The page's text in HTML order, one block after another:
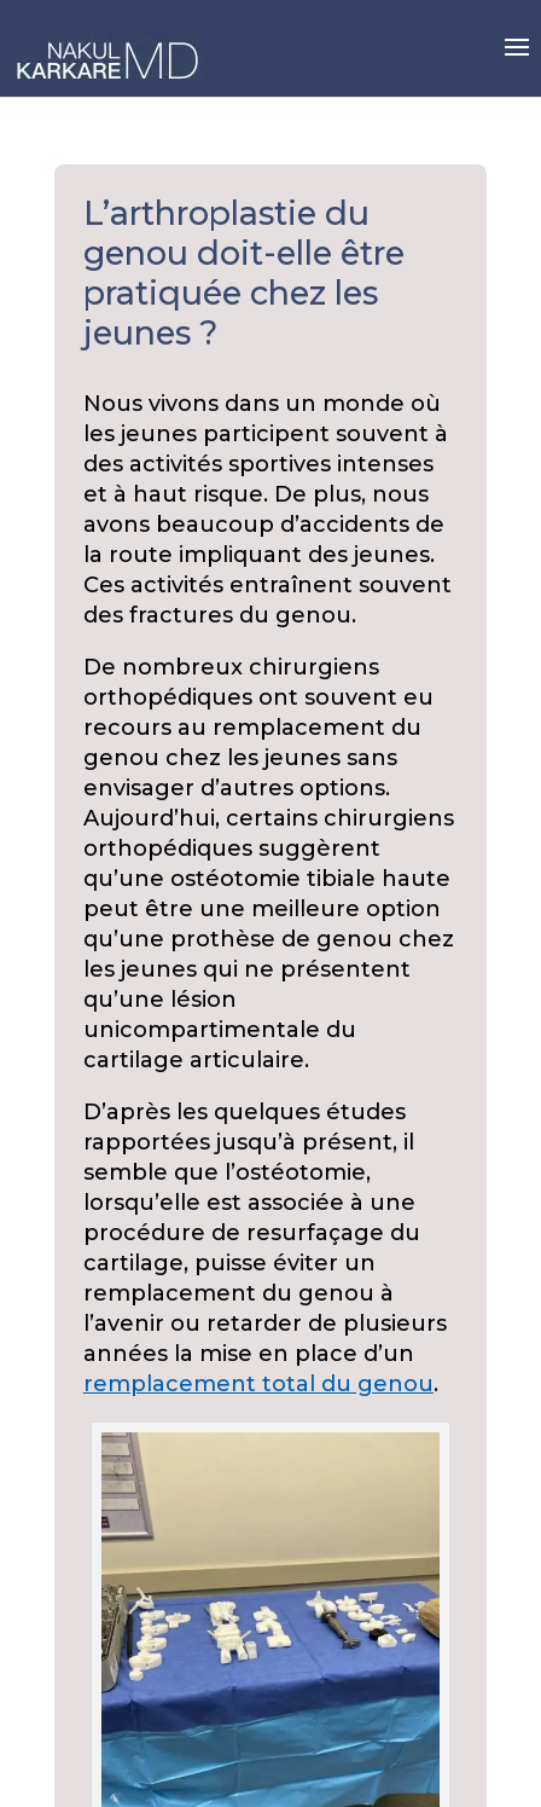
content
L’arthroplastie du
genou doit-elle être
pratiquée chez les
jeunes ?
Nous vivons dans un monde où
les jeunes participent souvent à
des activités sportives intenses
et à haut risque. De plus, nous
avons beaucoup d’accidents de
la route impliquant des jeunes.
Ces activités entraînent souvent
des fractures du genou.
De nombreux chirurgiens
orthopédiques ont souvent eu
recours au remplacement du
genou chez les jeunes sans
envisager d’autres options.
Aujourd’hui, certains chirurgiens
orthopédiques suggèrent
qu’une ostéotomie tibiale haute
peut être une meilleure option
qu’une prothèse de genou chez
les jeunes qui ne présentent
qu’une lésion
unicompartimentale du
cartilage articulaire.
D’après les quelques études
rapportées jusqu’à présent, il
semble que l’ostéotomie,
lorsqu’elle est associée à une
procédure de resurfaçage du
cartilage, puisse éviter un
remplacement du genou à
l’avenir ou retarder de plusieurs
années la mise en place d’un
remplacement total du genou.